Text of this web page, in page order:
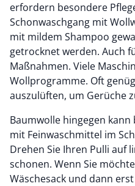
erfordern besondere
Schonwaschgang mit
mit mildem Shampoo
getrocknet werden. Auch
Maßnahmen. Viele
Wollprogramme. Oft
auszulüften, um Gerüche
Baumwolle hingegen kann
mit Feinwaschmittel im
Drehen Sie Ihren Pulli auf
schonen. Wenn Sie
Wäschesack und dann